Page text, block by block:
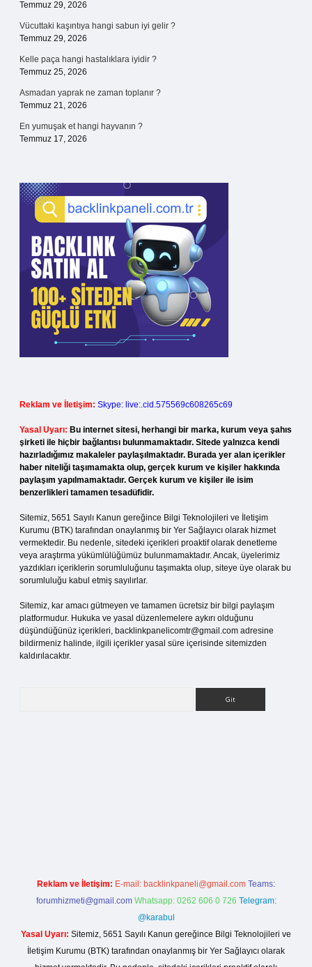
Temmuz 29, 2026
Vücuttaki kaşıntıya hangi sabun iyi gelir ?
Temmuz 29, 2026
Kelle paça hangi hastalıklara iyidir ?
Temmuz 25, 2026
Asmadan yaprak ne zaman toplanır ?
Temmuz 21, 2026
En yumuşak et hangi hayvanın ?
Temmuz 17, 2026
Reklam ve İletişim: Skype: live:.cid.575569c608265c69
Yasal Uyarı: Bu internet sitesi, herhangi bir marka, kurum veya şahıs
şirketi ile hiçbir bağlantısı bulunmamaktadır. Sitede yalnızca kendi
hazırladığımız makaleler paylaşılmaktadır. Burada yer alan içerikler
haber niteliği taşımamakta olup, gerçek kurum ve kişiler hakkında
paylaşım yapılmamaktadır. Gerçek kurum ve kişiler ile isim
benzerlikleri tamamen tesadüfidir.
Sitemiz, 5651 Sayılı Kanun gereğince Bilgi Teknolojileri ve İletişim
Kurumu (BTK) tarafından onaylanmış bir Yer Sağlayıcı olarak hizmet
vermektedir. Bu nedenle, sitedeki içerikleri proaktif olarak denetleme
veya araştırma yükümlülüğümüz bulunmamaktadır. Ancak, üyelerimiz
yazdıkları içeriklerin sorumluluğunu taşımakta olup, siteye üye olarak bu
sorumluluğu kabul etmiş sayılırlar.
Sitemiz, kar amacı gütmeyen ve tamamen ücretsiz bir bilgi paylaşım
platformudur. Hukuka ve yasal düzenlemelere aykırı olduğunu
düşündüğünüz içerikleri, backlinkpanelicomtr@gmail.com adresine
bildirmeniz halinde, ilgili içerikler yasal süre içerisinde sitemizden
kaldırılacaktır.
Reklam ve İletişim: E-mail: backlinkpaneli@gmail.com Teams:
forumhizmeti@gmail.com Whatsapp: 0262 606 0 726 Telegram:
@karabul
Yasal Uyarı: Sitemiz, 5651 Sayılı Kanun gereğince Bilgi Teknolojileri ve
İletişim Kurumu (BTK) tarafından onaylanmış bir Yer Sağlayıcı olarak